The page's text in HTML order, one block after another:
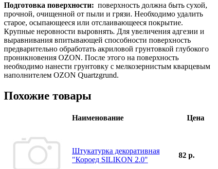
Подготовка поверхности: поверхность должна быть сухой,
прочной, очищенной от пыли и грязи. Необходимо удалить
старое, осыпающееся или отслаивающееся покрытие.
Крупные неровности выровнять. Для увеличения адгезии и
выравнивания впитывающей способности поверхность
предварительно обработать акриловой грунтовкой глубокого
проникновения OZON. После этого на поверхность
необходимо нанести грунтовку с мелкозернистым кварцевым
наполнителем OZON Quartzgrund.
Похожие товары
Наименование Цена
Штукатурка декоративная
"Короед SILIKON 2.0"
82 р.